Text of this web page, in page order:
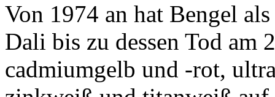
Von 1974 an hat Bengel
Dali bis zu dessen Tod am
cadmiumgelb und -rot,